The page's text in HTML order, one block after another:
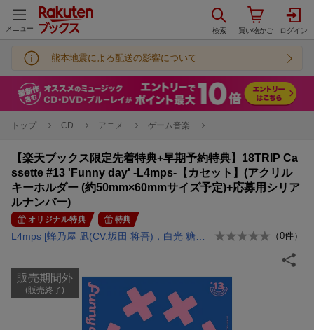
メニュー
熊本地震による配送の影響について
トップ CD アニメ ゲーム音楽
【楽天ブックス限定先着特典+早期予約特典】18TRIP Ca
ssette #13 'Funny day' -L4mps-【カセット】(アクリル
キーホルダー (約50mm×60mmサイズ予定)+応募用シリア
ルナンバー)
オリジナル特典 特典
（0件）
販売期間外
(販売終了)